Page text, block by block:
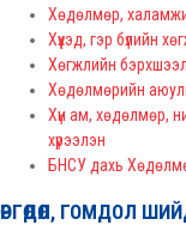
Хөдөлмөр,
Хүүхэд, гэр бүлийн
Хөгжлийн
Хөдөлмөрийн
Хүн ам, хөдөлмөр,
хүрээлэн
БНСУ дахь
ӨРГӨДӨЛ, ГОМДОЛ